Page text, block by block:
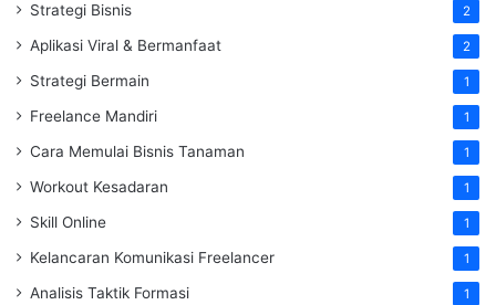
Strategi Bisnis 2
Aplikasi Viral & Bermanfaat 2
Strategi Bermain 1
Freelance Mandiri 1
Cara Memulai Bisnis Tanaman 1
Workout Kesadaran 1
Skill Online 1
Kelancaran Komunikasi Freelancer 1
Analisis Taktik Formasi 1